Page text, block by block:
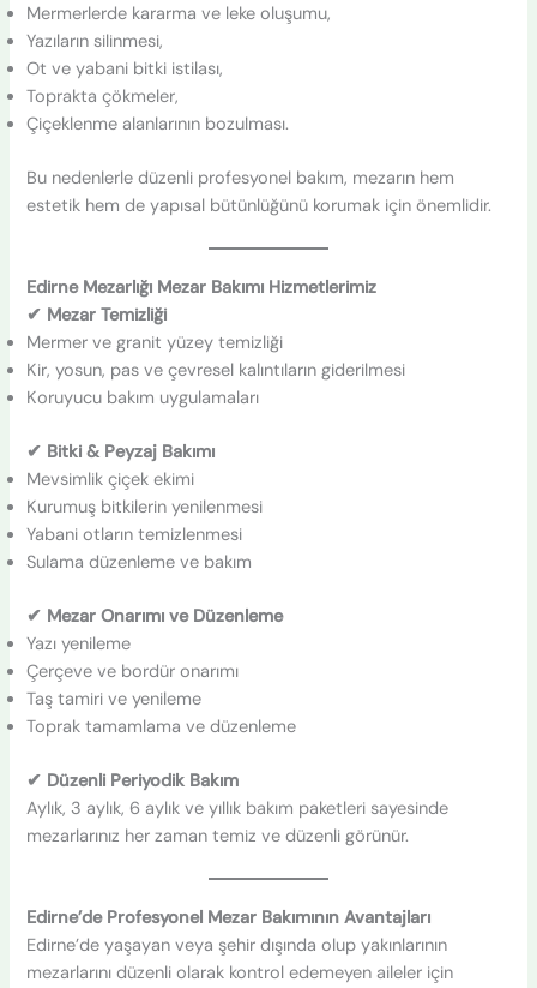
Mermerlerde kararma ve leke oluşumu,
Yazıların silinmesi,
Ot ve yabani bitki istilası,
Toprakta çökmeler,
Çiçeklenme alanlarının bozulması.
Bu nedenlerle düzenli profesyonel bakım, mezarın hem
estetik hem de yapısal bütünlüğünü korumak için önemlidir.
Edirne Mezarlığı Mezar Bakımı Hizmetlerimiz
✔ Mezar Temizliği
Mermer ve granit yüzey temizliği
Kir, yosun, pas ve çevresel kalıntıların giderilmesi
Koruyucu bakım uygulamaları
✔ Bitki & Peyzaj Bakımı
Mevsimlik çiçek ekimi
Kurumuş bitkilerin yenilenmesi
Yabani otların temizlenmesi
Sulama düzenleme ve bakım
✔ Mezar Onarımı ve Düzenleme
Yazı yenileme
Çerçeve ve bordür onarımı
Taş tamiri ve yenileme
Toprak tamamlama ve düzenleme
✔ Düzenli Periyodik Bakım
Aylık, 3 aylık, 6 aylık ve yıllık bakım paketleri sayesinde
mezarlarınız her zaman temiz ve düzenli görünür.
Edirne’de Profesyonel Mezar Bakımının Avantajları
Edirne’de yaşayan veya şehir dışında olup yakınlarının
mezarlarını düzenli olarak kontrol edemeyen aileler için